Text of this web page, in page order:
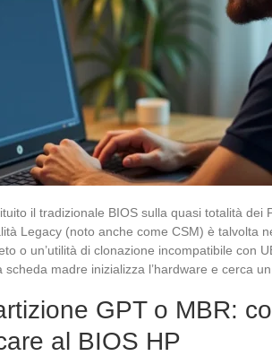
il tradizionale BIOS sulla quasi totalità dei
Legacy (noto anche come CSM) è talvolta
o un’utilità di clonazione incompatibile con
madre inizializza l’hardware e cerca
GPT o MBR:
al BIOS HP